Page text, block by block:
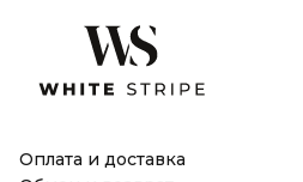
Оплата и доставка